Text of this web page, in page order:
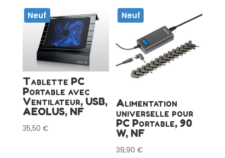
Neuf
Tablette PC
Portable avec
Ventilateur, USB,
AEOLUS, NF
35,50 €
Neuf
Alimentation
universelle pour
PC Portable, 90
W, NF
39,90€